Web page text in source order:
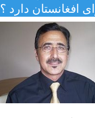
افغانستان دارد ؟